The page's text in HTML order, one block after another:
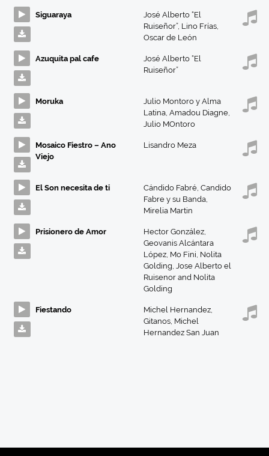
Siguaraya
José Alberto “El
Ruiseñor”, Lino Frías,
Oscar de León
Azuquita pal cafe
José Alberto “El
Ruiseñor”
Moruka
Julio Montoro y Alma
Latina, Amadou Diagne,
Julio MOntoro
Mosaico Fiestro – Ano
Viejo
Lisandro Meza
El Son necesita de ti Cándido Fabré, Candido
Fabre y su Banda,
Mirelia Martin
Prisionero de Amor Hector González,
Geovanis Alcántara
López, Mo Fini, Nolita
Golding, Jose Alberto el
Ruisenor and Nolita
Golding
Fiestando Michel Hernandez,
Gitanos, Michel
Hernandez San Juan